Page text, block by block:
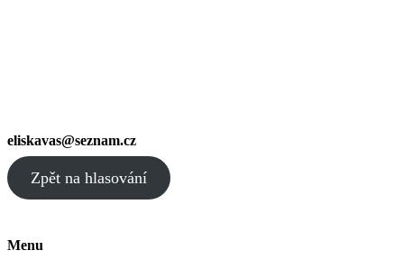
eliskavas@seznam.cz
Zpět na hlasování
Menu